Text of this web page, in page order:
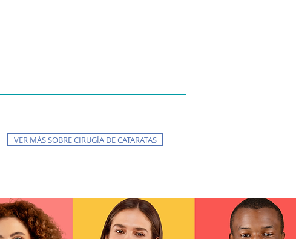
VER MÁS SOBRE CIRUGÍA DE CATARATAS